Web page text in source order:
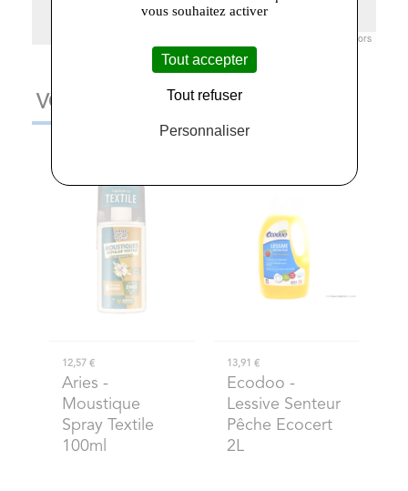
contributors
VOUS AIMEREZ AUSSI
12,57 €
Aries -
Moustique
Spray Textile
100ml
13,91 €
Ecodoo -
Lessive Senteur
Pêche Ecocert
2L
vous souhaitez activer
Tout accepter
Tout refuser
Personnaliser